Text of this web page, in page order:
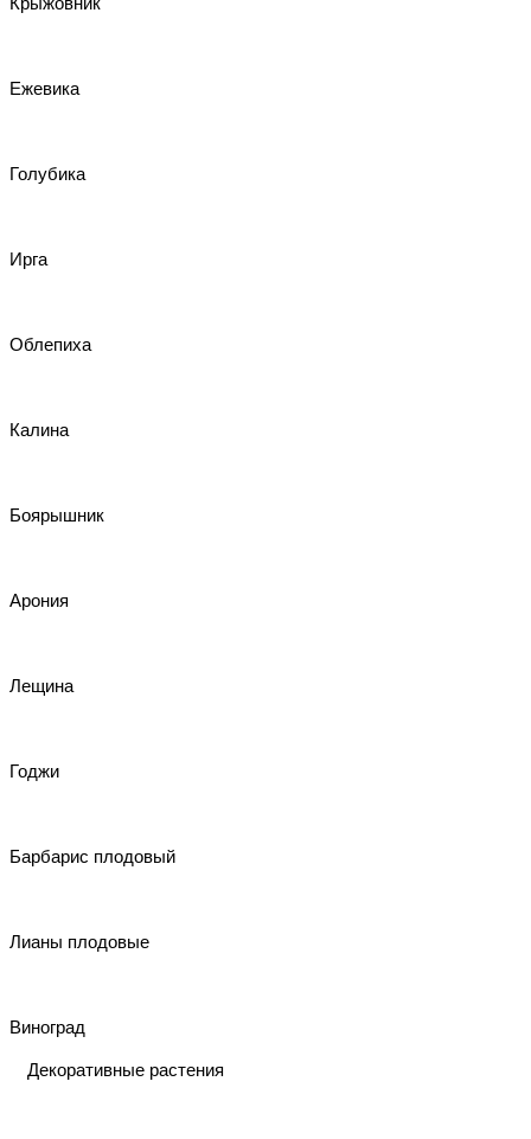
Ежевика
Голубика
Ирга
Облепиха
Калина
Боярышник
Арония
Лещина
Годжи
Барбарис плодовый
Лианы плодовые
Виноград
Декоративные растения